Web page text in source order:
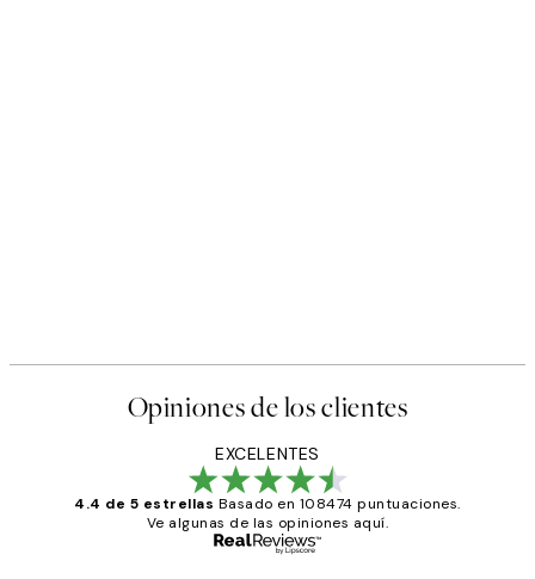
Opiniones de los clientes
EXCELENTES
4.4 de 5 estrellas Basado en 108474 puntuaciones.
Ve algunas de las opiniones aquí.